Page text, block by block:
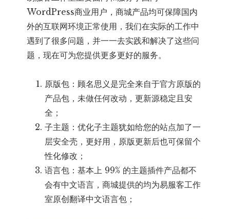
WordPress商业用户，商城产品均可保障国内
外的互联网环境正常使用，我们在实际的工作中
遇到了很多问题，并一一去实践和解决了这些问
题，现在可为您提供更多更好的服务。
原版包：顾名思义是完全来自于官方原版的
产品包，未做任何改动，更新源稳定且安
全；
子主题：优化子主题犹如给您的站点加了一
层安全壳，更好用，原版更新后也可保留个
性化修改；
语言包：基本上 99% 的主题插件产品都不
会有中文语言，商城提供的均为易服客工作
室原创翻译中文语言包；